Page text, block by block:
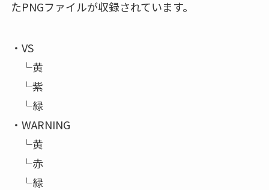
たPNGファイルが収録されています。
・VS
└黄
└紫
└緑
・WARNING
└黄
└赤
└緑